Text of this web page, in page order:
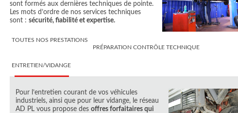
sont formés aux dernières techniques de pointe.
Les mots d’ordre de nos services techniques
sont : sécurité, fiabilité et expertise.
TOUTES NOS PRESTATIONS
PRÉPARATION CONTRÔLE TECHNIQUE
ENTRETIEN/VIDANGE
Pour l’entretien courant de vos véhicules
industriels, ainsi que pour leur vidange, le réseau
AD PL vous propose des offres forfaitaires qui